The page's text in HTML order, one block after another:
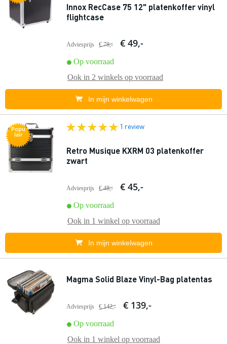
Innox RecCase 75 12" platenkoffer vinyl
flightcase
Adviesprijs € 78,- € 49,-
Op voorraad
Ook in 2 winkels op voorraad
In mijn winkelwagen
Popu
lair
1 review
Retro Musique KXRM 03 platenkoffer
zwart
Adviesprijs € 48,- € 45,-
Op voorraad
Ook in 1 winkel op voorraad
In mijn winkelwagen
Magma Solid Blaze Vinyl-Bag platentas
Adviesprijs € 142,- € 139,-
Op voorraad
Ook in 1 winkel op voorraad